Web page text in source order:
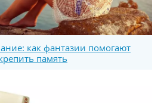
как фантазии помогают
память